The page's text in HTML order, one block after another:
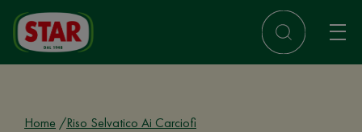
Home Riso Selvatico Ai Carciofi